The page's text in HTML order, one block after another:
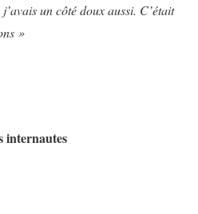
un côté doux aussi. C’était
»
internautes